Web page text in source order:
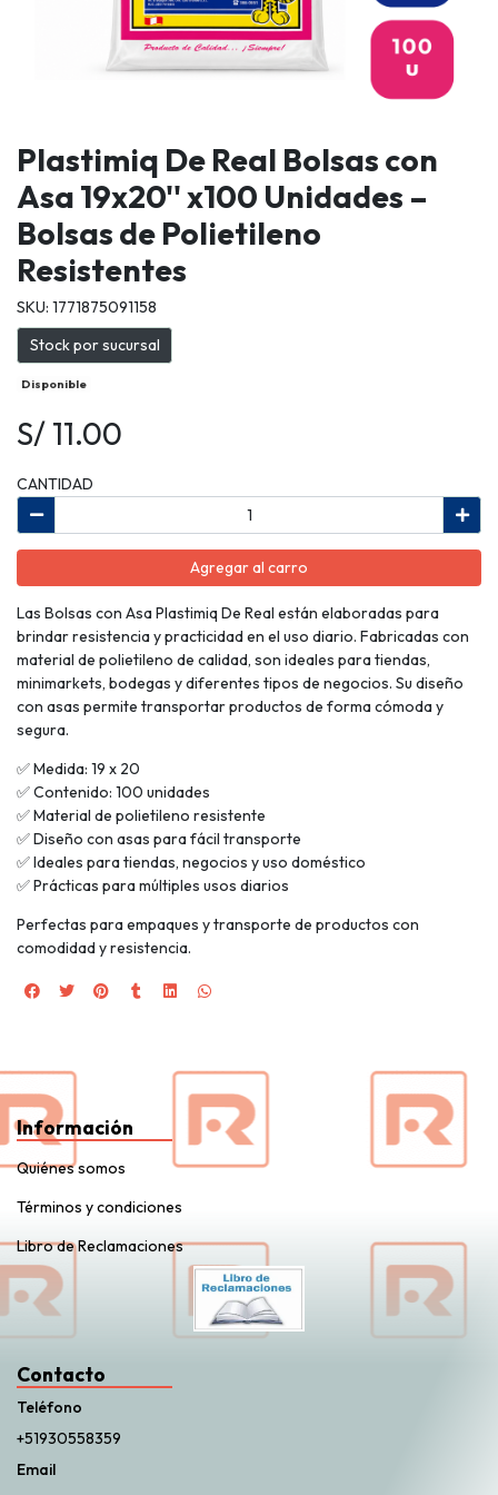
Plastimiq De Real Bolsas con
Asa 19x20'' x100 Unidades –
Bolsas de Polietileno
Resistentes
SKU: 1771875091158
Stock por sucursal
Disponible
S/ 11.00
CANTIDAD
Agregar al carro
Las Bolsas con Asa Plastimiq De Real están elaboradas para
brindar resistencia y practicidad en el uso diario. Fabricadas con
material de polietileno de calidad, son ideales para tiendas,
minimarkets, bodegas y diferentes tipos de negocios. Su diseño
con asas permite transportar productos de forma cómoda y
segura.
✅ Medida: 19 x 20
✅ Contenido: 100 unidades
✅ Material de polietileno resistente
✅ Diseño con asas para fácil transporte
✅ Ideales para tiendas, negocios y uso doméstico
✅ Prácticas para múltiples usos diarios
Perfectas para empaques y transporte de productos con
comodidad y resistencia.
Información
Quiénes somos
Términos y condiciones
Libro de Reclamaciones
Contacto
Teléfono
+51930558359
Email